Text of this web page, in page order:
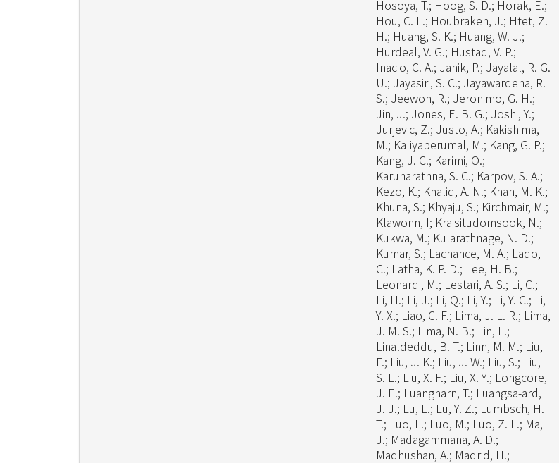
Hosoya, T.; Hoog, S. D.; Horak, E.;
Hou, C. L.; Houbraken, J.; Htet, Z.
H.; Huang, S. K.; Huang, W. J.;
Hurdeal, V. G.; Hustad, V. P.;
Inacio, C. A.; Janik, P.; Jayalal, R. G.
U.; Jayasiri, S. C.; Jayawardena, R.
S.; Jeewon, R.; Jeronimo, G. H.;
Jin, J.; Jones, E. B. G.; Joshi, Y.;
Jurjevic, Z.; Justo, A.; Kakishima,
M.; Kaliyaperumal, M.; Kang, G. P.;
Kang, J. C.; Karimi, O.;
Karunarathna, S. C.; Karpov, S. A.;
Kezo, K.; Khalid, A. N.; Khan, M. K.;
Khuna, S.; Khyaju, S.; Kirchmair, M.;
Klawonn, I; Kraisitudomsook, N.;
Kukwa, M.; Kularathnage, N. D.;
Kumar, S.; Lachance, M. A.; Lado,
C.; Latha, K. P. D.; Lee, H. B.;
Leonardi, M.; Lestari, A. S.; Li, C.;
Li, H.; Li, J.; Li, Q.; Li, Y.; Li, Y. C.; Li,
Y. X.; Liao, C. F.; Lima, J. L. R.; Lima,
J. M. S.; Lima, N. B.; Lin, L.;
Linaldeddu, B. T.; Linn, M. M.; Liu,
F.; Liu, J. K.; Liu, J. W.; Liu, S.; Liu,
S. L.; Liu, X. F.; Liu, X. Y.; Longcore,
J. E.; Luangharn, T.; Luangsa-ard,
J. J.; Lu, L.; Lu, Y. Z.; Lumbsch, H.
T.; Luo, L.; Luo, M.; Luo, Z. L.; Ma,
J.; Madagammana, A. D.;
Madhushan, A.; Madrid, H.;